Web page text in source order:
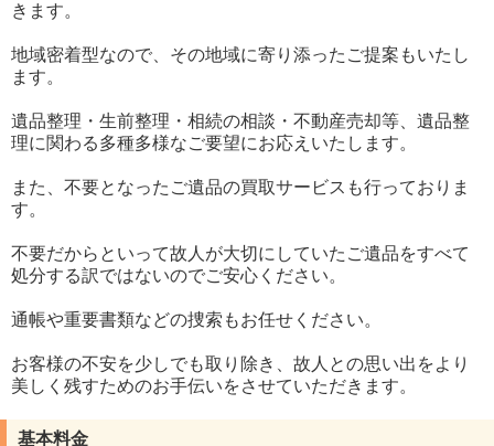
きます。
地域密着型なので、その地域に寄り添ったご提案もいたし
ます。
遺品整理・生前整理・相続の相談・不動産売却等、遺品整
理に関わる多種多様なご要望にお応えいたします。
また、不要となったご遺品の買取サービスも行っておりま
す。
不要だからといって故人が大切にしていたご遺品をすべて
処分する訳ではないのでご安心ください。
通帳や重要書類などの捜索もお任せください。
お客様の不安を少しでも取り除き、故人との思い出をより
美しく残すためのお手伝いをさせていただきます。
基本料金